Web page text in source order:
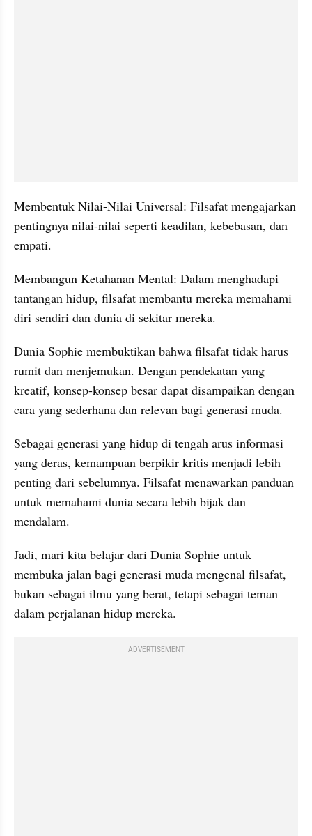
Membentuk Nilai-Nilai Universal: Filsafat mengajarkan
pentingnya nilai-nilai seperti keadilan, kebebasan, dan
empati.
Membangun Ketahanan Mental: Dalam menghadapi
tantangan hidup, filsafat membantu mereka memahami
diri sendiri dan dunia di sekitar mereka.
Dunia Sophie membuktikan bahwa filsafat tidak harus
rumit dan menjemukan. Dengan pendekatan yang
kreatif, konsep-konsep besar dapat disampaikan dengan
cara yang sederhana dan relevan bagi generasi muda.
Sebagai generasi yang hidup di tengah arus informasi
yang deras, kemampuan berpikir kritis menjadi lebih
penting dari sebelumnya. Filsafat menawarkan panduan
untuk memahami dunia secara lebih bijak dan
mendalam.
Jadi, mari kita belajar dari Dunia Sophie untuk
membuka jalan bagi generasi muda mengenal filsafat,
bukan sebagai ilmu yang berat, tetapi sebagai teman
dalam perjalanan hidup mereka.
ADVERTISEMENT